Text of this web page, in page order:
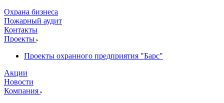
Охрана бизнеса
Пожарный аудит
Контакты
Проекты
Проекты охранного предприятия "Барс"
Акции
Новости
Компания